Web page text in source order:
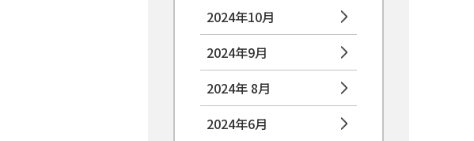
2024年10月
2024年9月
2024年 8月
2024年6月